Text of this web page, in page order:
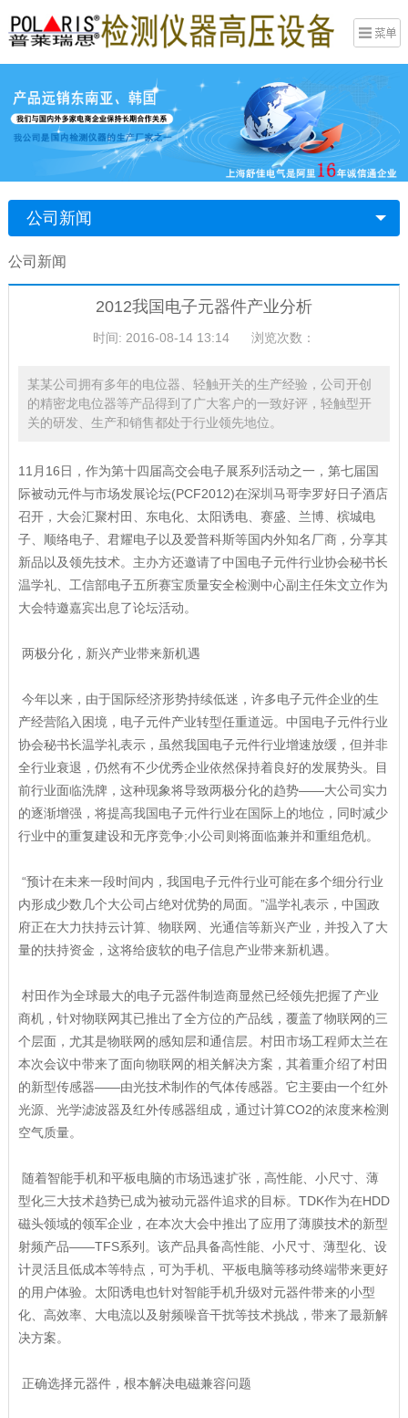
公司新闻
公司新闻
2012我国电子元器件产业分析
时间: 2016-08-14 13:14 浏览次数：
某某公司拥有多年的电位器、轻触开关的生产经验，公司开创
的精密龙电位器等产品得到了广大客户的一致好评，轻触型开
关的研发、生产和销售都处于行业领先地位。
11月16日，作为第十四届高交会电子展系列活动之一，第七届国
际被动元件与市场发展论坛(PCF2012)在深圳马哥孛罗好日子酒店
召开，大会汇聚村田、东电化、太阳诱电、赛盛、兰博、槟城电
子、顺络电子、君耀电子以及爱普科斯等国内外知名厂商，分享其
新品以及领先技术。主办方还邀请了中国电子元件行业协会秘书长
温学礼、工信部电子五所赛宝质量安全检测中心副主任朱文立作为
大会特邀嘉宾出息了论坛活动。
两极分化，新兴产业带来新机遇
今年以来，由于国际经济形势持续低迷，许多电子元件企业的生
产经营陷入困境，电子元件产业转型任重道远。中国电子元件行业
协会秘书长温学礼表示，虽然我国电子元件行业增速放缓，但并非
全行业衰退，仍然有不少优秀企业依然保持着良好的发展势头。目
前行业面临洗牌，这种现象将导致两极分化的趋势——大公司实力
的逐渐增强，将提高我国电子元件行业在国际上的地位，同时减少
行业中的重复建设和无序竞争;小公司则将面临兼并和重组危机。
“预计在未来一段时间内，我国电子元件行业可能在多个细分行业
内形成少数几个大公司占绝对优势的局面。”温学礼表示，中国政
府正在大力扶持云计算、物联网、光通信等新兴产业，并投入了大
量的扶持资金，这将给疲软的电子信息产业带来新机遇。
村田作为全球最大的电子元器件制造商显然已经领先把握了产业
商机，针对物联网其已推出了全方位的产品线，覆盖了物联网的三
个层面，尤其是物联网的感知层和通信层。村田市场工程师太兰在
本次会议中带来了面向物联网的相关解决方案，其着重介绍了村田
的新型传感器——由光技术制作的气体传感器。它主要由一个红外
光源、光学滤波器及红外传感器组成，通过计算CO2的浓度来检测
空气质量。
随着智能手机和平板电脑的市场迅速扩张，高性能、小尺寸、薄
型化三大技术趋势已成为被动元器件追求的目标。TDK作为在HDD
磁头领域的领军企业，在本次大会中推出了应用了薄膜技术的新型
射频产品——TFS系列。该产品具备高性能、小尺寸、薄型化、设
计灵活且低成本等特点，可为手机、平板电脑等移动终端带来更好
的用户体验。太阳诱电也针对智能手机升级对元器件带来的小型
化、高效率、大电流以及射频噪音干扰等技术挑战，带来了最新解
决方案。
正确选择元器件，根本解决电磁兼容问题